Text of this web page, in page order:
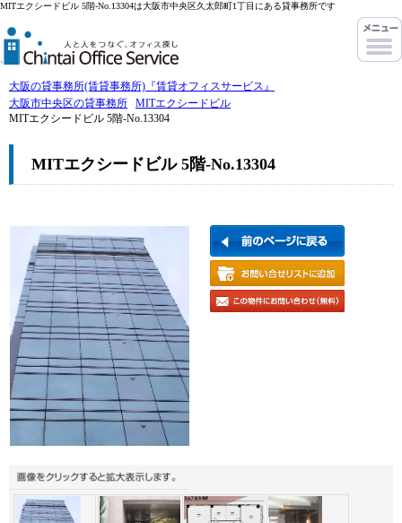
MITエクシードビル 5階-No.13304は大阪市中央区久太郎町1丁目にある貸事務所です
大阪の貸事務所(賃貸事務所)『賃貸オフィスサービス』
大阪市中央区の貸事務所
MITエクシードビル
MITエクシードビル 5階-No.13304
MITエクシードビル 5階-No.13304